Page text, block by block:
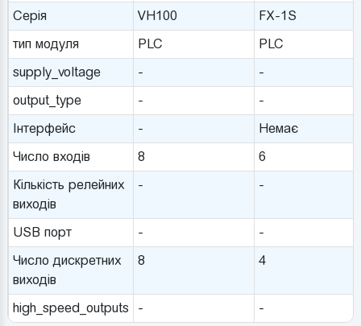
Серія
VH100
FX-1S
тип модуля
PLC
PLC
supply_voltage
-
-
output_type
-
-
Інтерфейс
-
Немає
Число входів
8
6
Кількість релейних
виходів
- -
USB порт -
-
Число дискретних
виходів
8 4
high_speed_outputs - -